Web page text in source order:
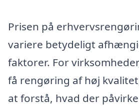
Prisen på
variere betydeligt
faktorer. For
få rengøring af høj
at forstå, hvad der